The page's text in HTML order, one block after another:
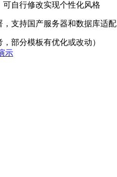
可自行修改实现个性化风格
，支持国产服务器和数据库适配
，部分模板有优化或改动）
示